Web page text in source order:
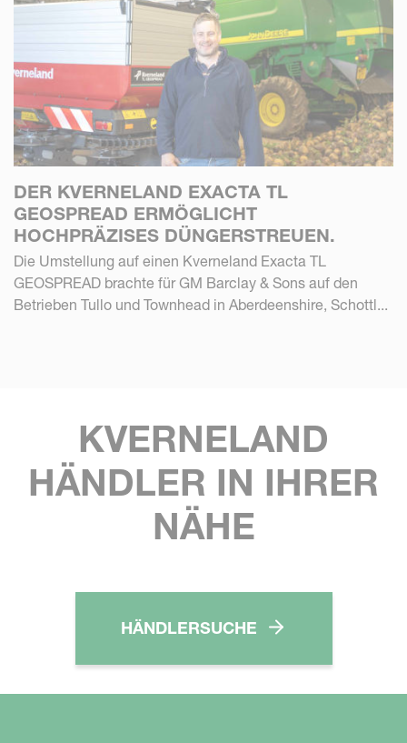
DER KVERNELAND EXACTA TL
GEOSPREAD ERMÖGLICHT
HOCHPRÄZISES DÜNGERSTREUEN.
Die Umstellung auf einen Kverneland Exacta TL
GEOSPREAD brachte für GM Barclay & Sons auf den
Betrieben Tullo und Townhead in Aberdeenshire, Schottl...
KVERNELAND
HÄNDLER IN IHRER
NÄHE
HÄNDLERSUCHE